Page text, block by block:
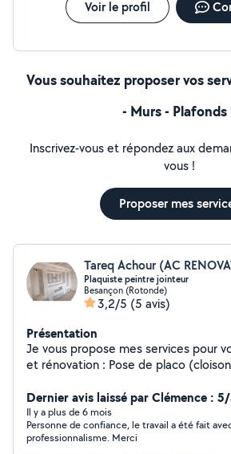
Voir le profil
Vous souhaitez proposer vos
- Murs - Plafonds
Inscrivez-vous et répondez aux
vous !
Proposer mes
Plaquiste peintre jointeur
Besançon (Rotonde)
3,2/5 (5 avis)
Présentation
Je vous propose mes services pour
et rénovation : Pose de placo (cloisons, plafonds)
sols (parquet, PVC, etc.) Travail soigné Finitions de
qualité Conseils personnalisés selon vos besoins Devis
gratuit Prix raisonnables (selon l'état des surfaces)
Intervention sur Besançon et alentours
Dernier avis laissé par Clémence :
Il y a plus de 6 mois
Personne de confiance, le travail a été fait
professionnalisme. Merci